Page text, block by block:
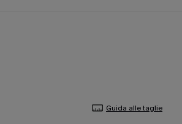
Guida alle taglie